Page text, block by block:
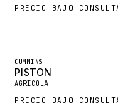
NACCO
MOXY
MAFI
PRECIO BAJO
Destacado
CUMMINS
PISTON
AGRICOLA
PRECIO BAJO